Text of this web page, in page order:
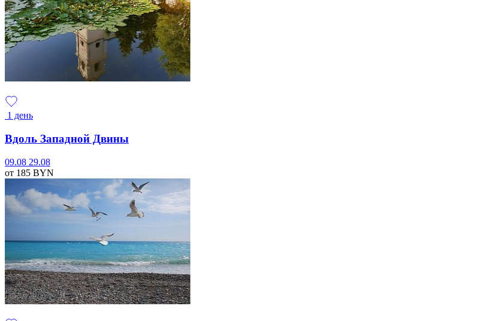
1 день
Вдоль Западной Двины
09.08 29.08
от 185 BYN